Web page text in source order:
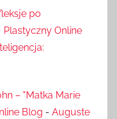
po
Plastyczny Online
– "Matka Marie
Blog - Auguste